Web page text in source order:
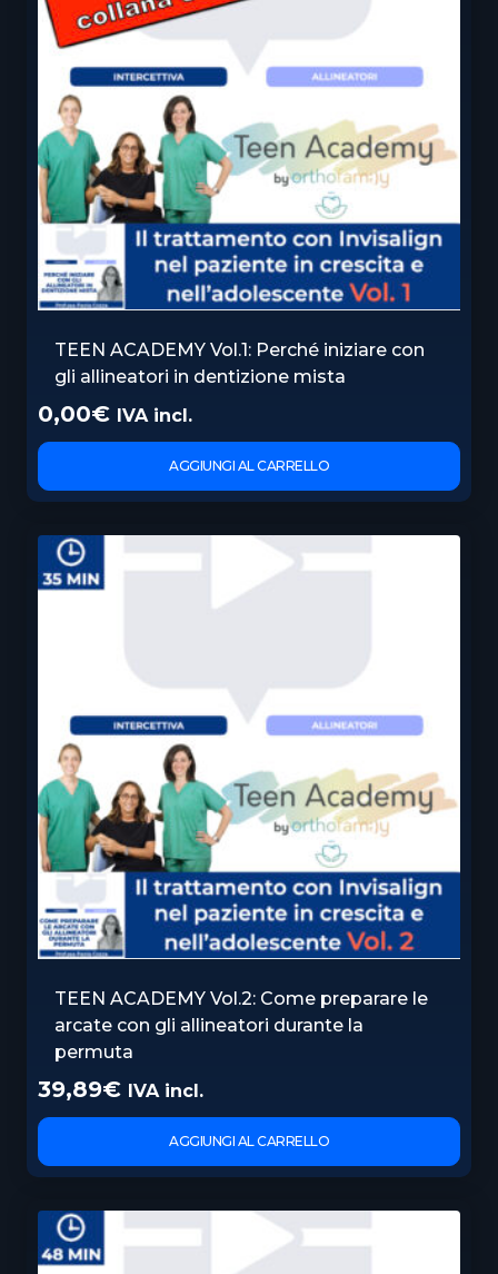
TEEN ACADEMY Vol.1: Perché iniziare con
gli allineatori in dentizione mista
0,00€ IVA incl.
AGGIUNGI AL CARRELLO
TEEN ACADEMY Vol.2: Come preparare le
arcate con gli allineatori durante la
permuta
39,89€ IVA incl.
AGGIUNGI AL CARRELLO